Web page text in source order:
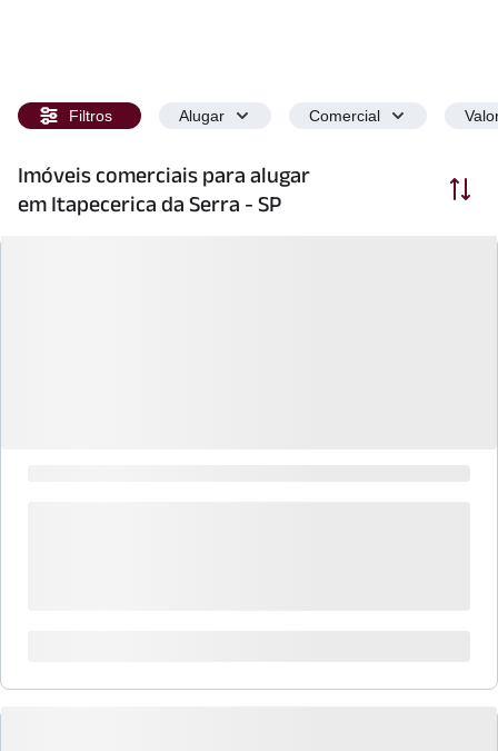
Filtros Alugar Comercial
Imóveis comerciais para alugar
em Itapecerica da Serra - SP
Ordenar